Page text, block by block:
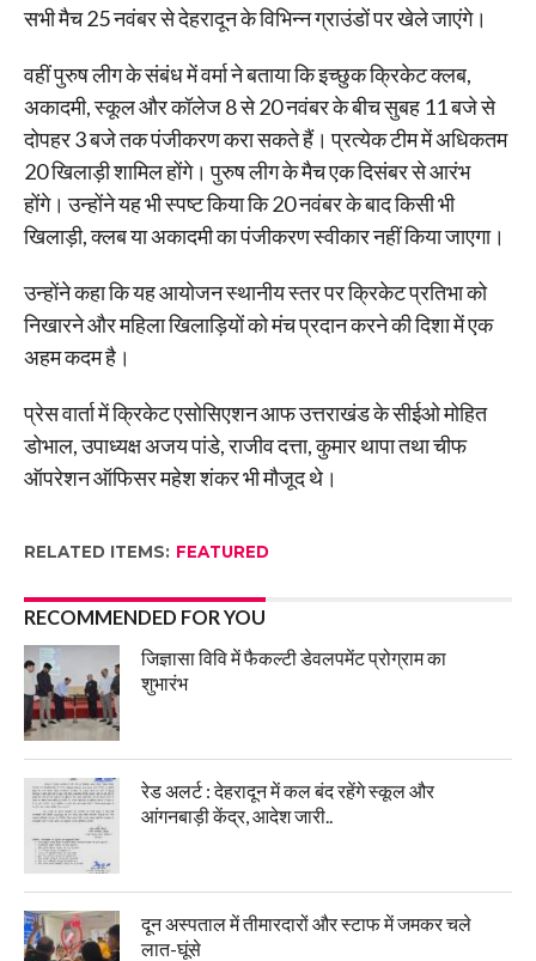
सभी मैच 25 नवंबर से देहरादून के विभिन्न ग्राउंडों पर खेले जाएंगे।
वहीं पुरुष लीग के संबंध में वर्मा ने बताया कि इच्छुक क्रिकेट क्लब,
अकादमी, स्कूल और कॉलेज 8 से 20 नवंबर के बीच सुबह 11 बजे से
दोपहर 3 बजे तक पंजीकरण करा सकते हैं। प्रत्येक टीम में अधिकतम
20 खिलाड़ी शामिल होंगे। पुरुष लीग के मैच एक दिसंबर से आरंभ
होंगे। उन्होंने यह भी स्पष्ट किया कि 20 नवंबर के बाद किसी भी
खिलाड़ी, क्लब या अकादमी का पंजीकरण स्वीकार नहीं किया जाएगा।
उन्होंने कहा कि यह आयोजन स्थानीय स्तर पर क्रिकेट प्रतिभा को
निखारने और महिला खिलाड़ियों को मंच प्रदान करने की दिशा में एक
अहम कदम है।
प्रेस वार्ता में क्रिकेट एसोसिएशन आफ उत्तराखंड के सीईओ मोहित
डोभाल, उपाध्यक्ष अजय पांडे, राजीव दत्ता, कुमार थापा तथा चीफ
ऑपरेशन ऑफिसर महेश शंकर भी मौजूद थे।
RELATED ITEMS: FEATURED
RECOMMENDED FOR YOU
जिज्ञासा विवि में फैकल्टी डेवलपमेंट प्रोग्राम का
शुभारंभ
रेड अलर्ट : देहरादून में कल बंद रहेंगे स्कूल और
आंगनबाड़ी केंद्र, आदेश जारी..
दून अस्पताल में तीमारदारों और स्टाफ में जमकर चले
लात-घूंसे